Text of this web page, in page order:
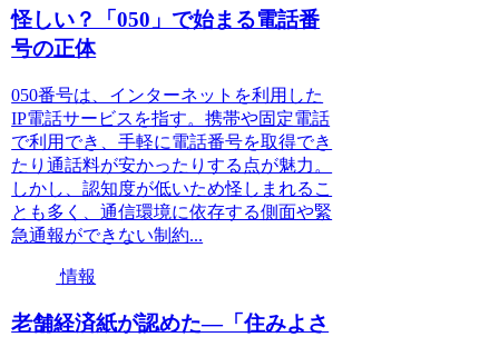
怪しい？「050」で始まる電話番
号の正体
050番号は、インターネットを利用した
IP電話サービスを指す。携帯や固定電話
で利用でき、手軽に電話番号を取得でき
たり通話料が安かったりする点が魅力。
しかし、認知度が低いため怪しまれるこ
とも多く、通信環境に依存する側面や緊
急通報ができない制約...
情報
老舗経済紙が認めた―「住みよさ